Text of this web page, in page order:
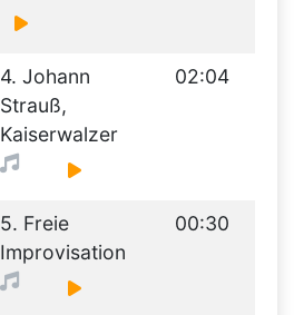
4. Johann
Strauß,
Kaiserwalzer
02:04
5. Freie
Improvisation
00:30